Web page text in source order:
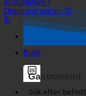
Butik
Gastronomi